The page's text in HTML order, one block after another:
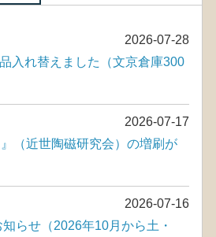
2026-07-28
入れ替えました（文京倉庫300
2026-07-17
』（近世陶磁研究会）の増刷が
2026-07-16
らせ（2026年10月から土・